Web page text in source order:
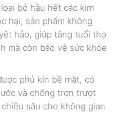
bỏ hầu hết các kim
hại, sản phẩm không
hảo, giúp tăng tuổi thọ
mà còn bảo vệ sức khỏe
phủ kín bề mặt, có
và chống trơn trượt
sâu cho không gian